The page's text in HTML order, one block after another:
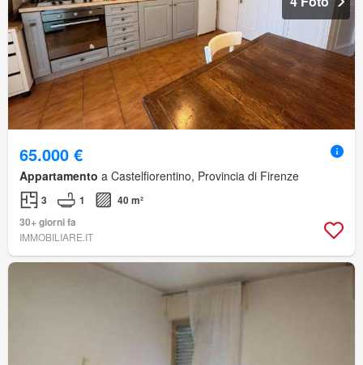
65.000 €
Appartamento a Castelfiorentino, Provincia di Firenze
3 1
40 m²
30+ giorni fa
IMMOBILIARE.IT